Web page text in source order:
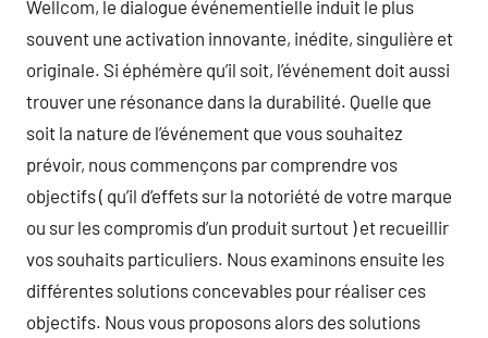
Wellcom, le dialogue événementielle induit le plus
souvent une activation innovante, inédite, singulière et
originale. Si éphémère qu’il soit, l’événement doit aussi
trouver une résonance dans la durabilité. Quelle que
soit la nature de l’événement que vous souhaitez
prévoir, nous commençons par comprendre vos
objectifs ( qu’il d’effets sur la notoriété de votre marque
ou sur les compromis d’un produit surtout ) et recueillir
vos souhaits particuliers. Nous examinons ensuite les
différentes solutions concevables pour réaliser ces
objectifs. Nous vous proposons alors des solutions